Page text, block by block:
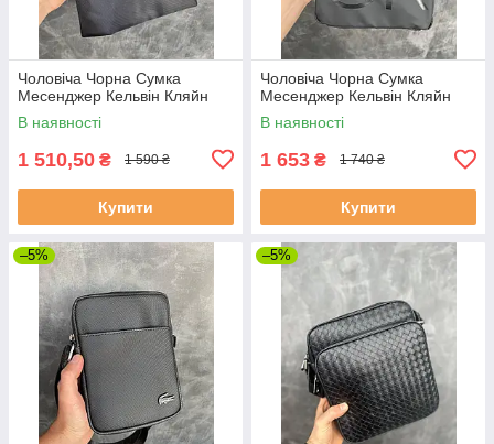
Чоловіча Чорна Сумка
Месенджер Кельвін Кляйн
В наявності
1 510,50 ₴ 1 590 ₴
Купити
Чоловіча Чорна Сумка
Месенджер Кельвін Кляйн
В наявності
1 653 ₴ 1 740 ₴
Купити
–5% –5%